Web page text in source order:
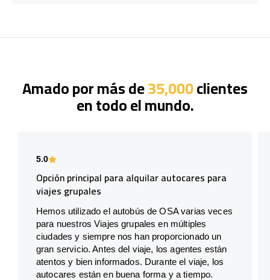
Amado por más de35,000clientes
en todo el mundo.
5.0
Opción principal para alquilar autocares para
viajes grupales
Hemos utilizado el autobús de OSA varias veces
para nuestros Viajes grupales en múltiples
ciudades y siempre nos han proporcionado un
gran servicio. Antes del viaje, los agentes están
atentos y bien informados. Durante el viaje, los
autocares están en buena forma y a tiempo.